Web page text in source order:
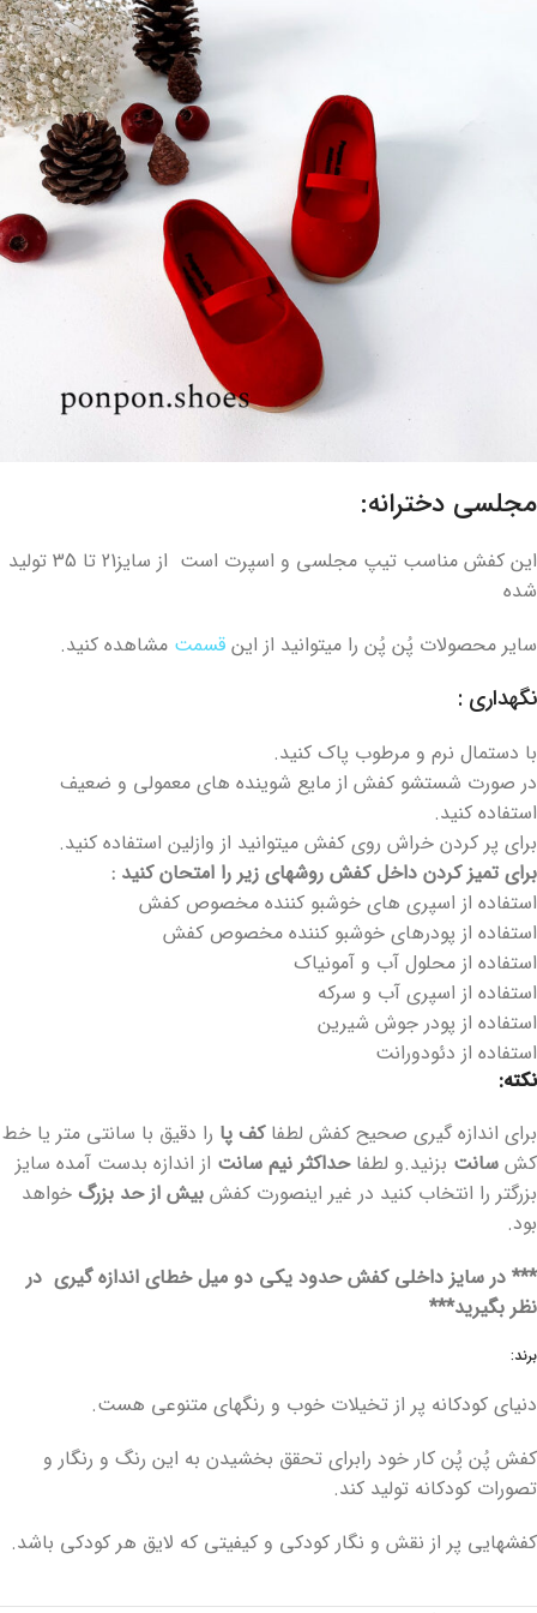
مجلسی دخترانه:
این کفش مناسب تیپ مجلسی و اسپرت است از سایز21 تا 35 تولید
شده
سایر محصولات پُن پُن را میتوانید از این قسمت مشاهده کنید.
نگهداری :
با دستمال نرم و مرطوب پاک کنید.
در صورت شستشو کفش از مایع شوینده های معمولی و ضعیف
استفاده کنید.
برای پر کردن خراش روی کفش میتوانید از وازلین استفاده کنید.
برای تمیز کردن داخل کفش روشهای زیر را امتحان کنید :
استفاده از اسپری های خوشبو کننده مخصوص کفش
استفاده از پودرهای خوشبو کننده مخصوص کفش
استفاده از محلول آب و آمونیاک
استفاده از اسپری آب و سرکه
استفاده از پودر جوش شیرین
استفاده از دئودورانت
نکته:
برای اندازه گیری صحیح کفش لطفاکف پا را دقیق با سانتی متر یا خط
کش سانت بزنید.و لطفاحداکثر نیم سانت از اندازه بدست آمده سایز
بزرگتر را انتخاب کنید در غیر اینصورت کفش بیش از حد بزرگ خواهد
بود.
*** در سایز داخلی کفش حدود یکی دو میل خطای اندازه گیری در
نظر بگیرید***
برند:
دنیای کودکانه پر از تخیلات خوب و رنگهای متنوعی هست.
کفش پُن پُن کار خود رابرای تحقق بخشیدن به این رنگ و رنگار و
تصورات کودکانه تولید کند.
کفشهایی پر از نقش و نگار کودکی و کیفیتی که لایق هر کودکی باشد.